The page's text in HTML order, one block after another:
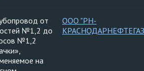
от
№1,2 до
№1,2
на
ООО "РН-